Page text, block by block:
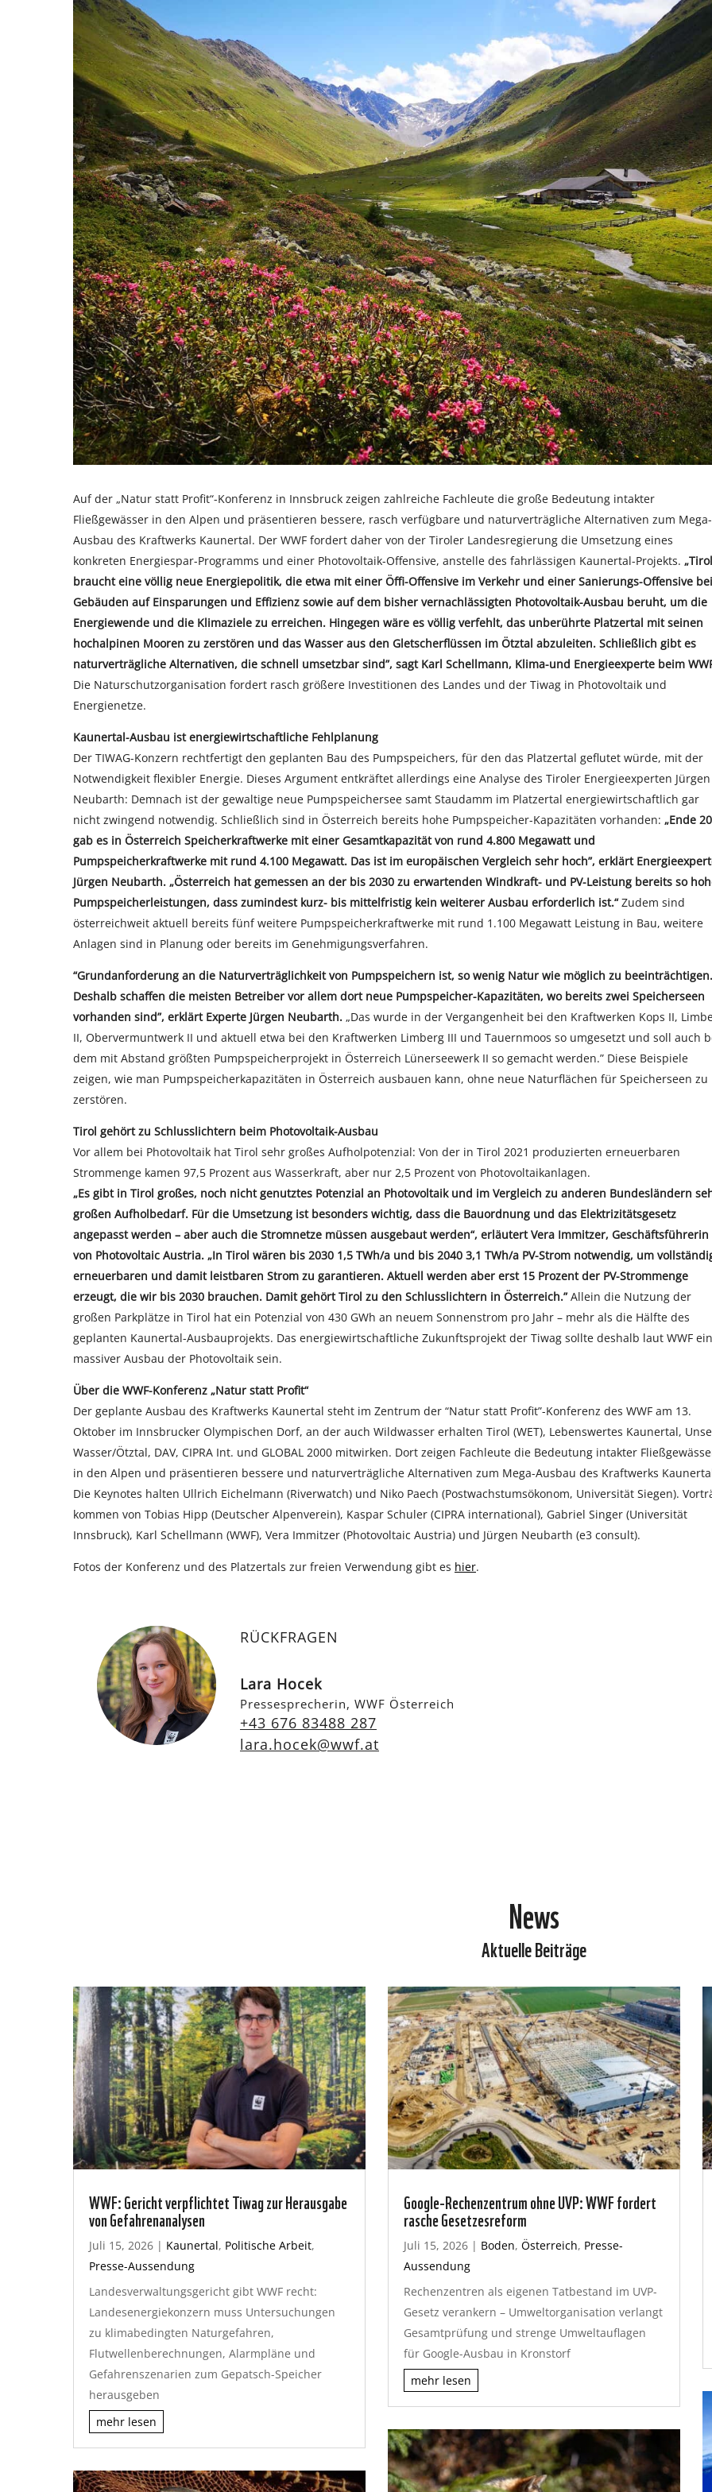
Auf der „Natur statt Profit“-Konferenz in Innsbruck zeigen zahlreiche Fachleute die große Bedeutung intakter
Fließgewässer in den Alpen und präsentieren bessere, rasch verfügbare und naturverträgliche Alternativen zum Mega-
Ausbau des Kraftwerks Kaunertal. Der WWF fordert daher von der Tiroler Landesregierung die Umsetzung eines
konkreten Energiespar-Programms und einer Photovoltaik-Offensive, anstelle des fahrlässigen Kaunertal-Projekts. „Tirol
braucht eine völlig neue Energiepolitik, die etwa mit einer Öffi-Offensive im Verkehr und einer Sanierungs-Offensive bei
Gebäuden auf Einsparungen und Effizienz sowie auf dem bisher vernachlässigten Photovoltaik-Ausbau beruht, um die
Energiewende und die Klimaziele zu erreichen. Hingegen wäre es völlig verfehlt, das unberührte Platzertal mit seinen
hochalpinen Mooren zu zerstören und das Wasser aus den Gletscherflüssen im Ötztal abzuleiten. Schließlich gibt es
naturverträgliche Alternativen, die schnell umsetzbar sind”, sagt Karl Schellmann, Klima-und Energieexperte beim
Die Naturschutzorganisation fordert rasch größere Investitionen des Landes und der Tiwag in Photovoltaik und
Energienetze.
Kaunertal-Ausbau ist energiewirtschaftliche Fehlplanung
Der TIWAG-Konzern rechtfertigt den geplanten Bau des Pumpspeichers, für den das Platzertal geflutet würde, mit der
Notwendigkeit flexibler Energie. Dieses Argument entkräftet allerdings eine Analyse des Tiroler Energieexperten Jürgen
Neubarth: Demnach ist der gewaltige neue Pumpspeichersee samt Staudamm im Platzertal energiewirtschaftlich gar
nicht zwingend notwendig. Schließlich sind in Österreich bereits hohe Pumpspeicher-Kapazitäten vorhanden: „Ende
gab es in Österreich Speicherkraftwerke mit einer Gesamtkapazität von rund 4.800 Megawatt und
Pumpspeicherkraftwerke mit rund 4.100 Megawatt. Das ist im europäischen Vergleich sehr hoch”, erklärt
Jürgen Neubarth. „Österreich hat gemessen an der bis 2030 zu erwartenden Windkraft- und PV-Leistung bereits so
Pumpspeicherleistungen, dass zumindest kurz- bis mittelfristig kein weiterer Ausbau erforderlich ist.“Zudem sind
österreichweit aktuell bereits fünf weitere Pumpspeicherkraftwerke mit rund 1.100 Megawatt Leistung in Bau, weitere
Anlagen sind in Planung oder bereits im Genehmigungsverfahren.
“Grundanforderung an die Naturverträglichkeit von Pumpspeichern ist, so wenig Natur wie möglich zu beeinträchtigen.
Deshalb schaffen die meisten Betreiber vor allem dort neue Pumpspeicher-Kapazitäten, wo bereits zwei Speicherseen
vorhanden sind”, erklärt Experte Jürgen Neubarth. „Das wurde in der Vergangenheit bei den Kraftwerken Kops II,
II, Obervermuntwerk II und aktuell etwa bei den Kraftwerken Limberg III und Tauernmoos so umgesetzt und soll auch
dem mit Abstand größten Pumpspeicherprojekt in Österreich Lünerseewerk II so gemacht werden.” Diese Beispiele
zeigen, wie man Pumpspeicherkapazitäten in Österreich ausbauen kann, ohne neue Naturflächen für Speicherseen zu
zerstören.
Tirol gehört zu Schlusslichtern beim Photovoltaik-Ausbau
Vor allem bei Photovoltaik hat Tirol sehr großes Aufholpotenzial: Von der in Tirol 2021 produzierten erneuerbaren
Strommenge kamen 97,5 Prozent aus Wasserkraft, aber nur 2,5 Prozent von Photovoltaikanlagen.
„Es gibt in Tirol großes, noch nicht genutztes Potenzial an Photovoltaik und im Vergleich zu anderen Bundesländern
großen Aufholbedarf. Für die Umsetzung ist besonders wichtig, dass die Bauordnung und das Elektrizitätsgesetz
angepasst werden – aber auch die Stromnetze müssen ausgebaut werden“, erläutert Vera Immitzer, Geschäftsführerin
von Photovoltaic Austria. „In Tirol wären bis 2030 1,5 TWh/a und bis 2040 3,1 TWh/a PV-Strom notwendig, um
erneuerbaren und damit leistbaren Strom zu garantieren. Aktuell werden aber erst 15 Prozent der PV-Strommenge
erzeugt, die wir bis 2030 brauchen. Damit gehört Tirol zu den Schlusslichtern in Österreich.”Allein die Nutzung der
großen Parkplätze in Tirol hat ein Potenzial von 430 GWh an neuem Sonnenstrom pro Jahr – mehr als die Hälfte des
geplanten Kaunertal-Ausbauprojekts. Das energiewirtschaftliche Zukunftsprojekt der Tiwag sollte deshalb laut WWF ein
massiver Ausbau der Photovoltaik sein.
Über die WWF-Konferenz „Natur statt Profit“
Der geplante Ausbau des Kraftwerks Kaunertal steht im Zentrum der “Natur statt Profit”-Konferenz des WWF am 13.
Oktober im Innsbrucker Olympischen Dorf, an der auch Wildwasser erhalten Tirol (WET), Lebenswertes Kaunertal,
Wasser/Ötztal, DAV, CIPRA Int. und GLOBAL 2000 mitwirken. Dort zeigen Fachleute die Bedeutung intakter
in den Alpen und präsentieren bessere und naturverträgliche Alternativen zum Mega-Ausbau des Kraftwerks
Die Keynotes halten Ullrich Eichelmann (Riverwatch) und Niko Paech (Postwachstumsökonom, Universität Siegen).
kommen von Tobias Hipp (Deutscher Alpenverein), Kaspar Schuler (CIPRA international), Gabriel Singer (Universität
Innsbruck), Karl Schellmann (WWF), Vera Immitzer (Photovoltaic Austria) und Jürgen Neubarth (e3 consult).
Fotos der Konferenz und des Platzertals zur freien Verwendung gibt es hier.
RÜCKFRAGEN
Lara Hocek
Pressesprecherin, WWF Österreich
+43 676 83488 287
lara.hocek@wwf.at
News
Aktuelle Beiträge
WWF: Gericht verpflichtet Tiwag zur Herausgabe
von Gefahrenanalysen
Juli 15, 2026 | Kaunertal, Politische Arbeit,
Presse-Aussendung
Landesverwaltungsgericht gibt WWF recht:
Landesenergiekonzern muss Untersuchungen
zu klimabedingten Naturgefahren,
Flutwellenberechnungen, Alarmpläne und
Gefahrenszenarien zum Gepatsch-Speicher
herausgeben
mehr lesen
Google-Rechenzentrum ohne UVP: WWF fordert
rasche Gesetzesreform
Juli 15, 2026| Boden, Österreich, Presse-
Aussendung
Rechenzentren als eigenen Tatbestand im UVP-
Gesetz verankern – Umweltorganisation verlangt
Gesamtprüfung und strenge Umweltauflagen
für Google-Ausbau in Kronstorf
mehr lesen